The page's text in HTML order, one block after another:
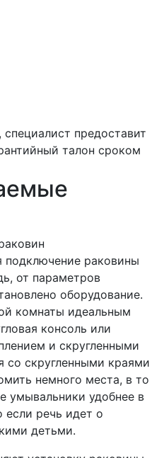
предоставит
талон сроком
подключение раковины
от параметров
оборудование.
комнаты идеальным
консоль или
и скругленными
со скругленными краями
немного места, в то
умывальники удобнее в
если речь идет о
детьми.